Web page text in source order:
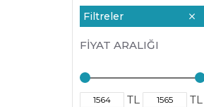
Filtreler
FIYAT ARALIĞI
TL TL